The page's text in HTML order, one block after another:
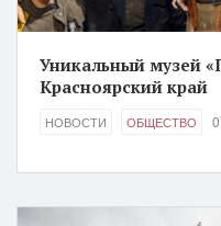
Уникальный музей
Красноярский край
НОВОСТИ ОБЩЕСТВО